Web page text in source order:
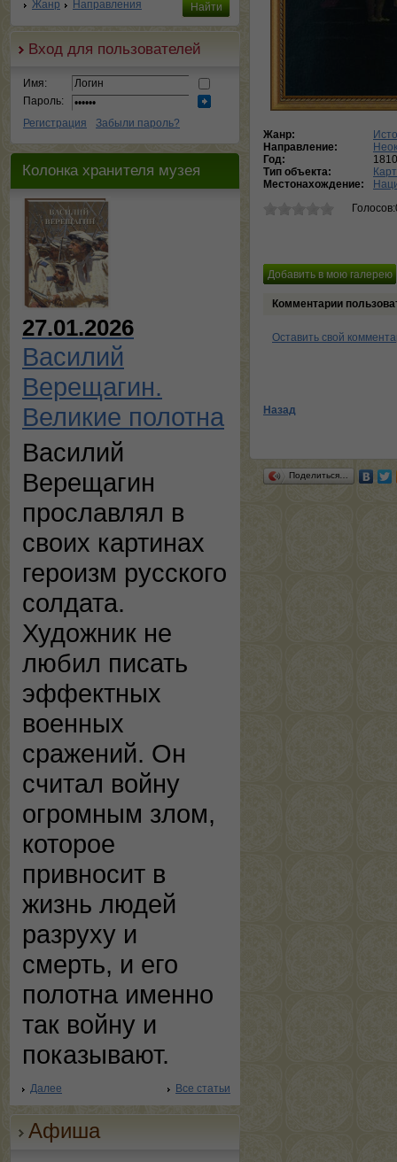
Жанр Направления
Вход для пользователей
Имя:
Пароль:
Регистрация
Забыли пароль?
Колонка хранителя музея
27.01.2026
Василий
Верещагин.
Великие полотна
Василий
Верещагин
прославлял в
своих картинах
героизм русского
солдата.
Художник не
любил писать
эффектных
военных
сражений. Он
считал войну
огромным злом,
которое
привносит в
жизнь людей
разруху и
смерть, и его
полотна именно
так войну и
показывают.
Далее Все статьи
Афиша
Жанр:
Направление:
Год:
1810
Тип объекта:
Местонахождение:
Комментарии
Оставить свой
Назад
Поделиться…